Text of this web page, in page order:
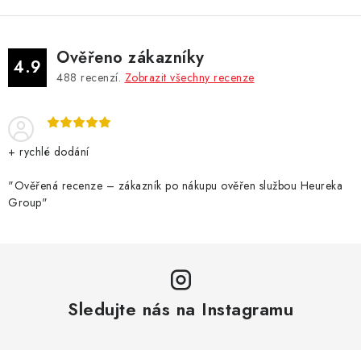
4.9 Ověřeno zákazníky
488 recenzí. Zobrazit všechny recenze
+ rychlé dodání
"Ověřená recenze – zákazník po nákupu ověřen službou Heureka
Group"
Sledujte nás na Instagramu